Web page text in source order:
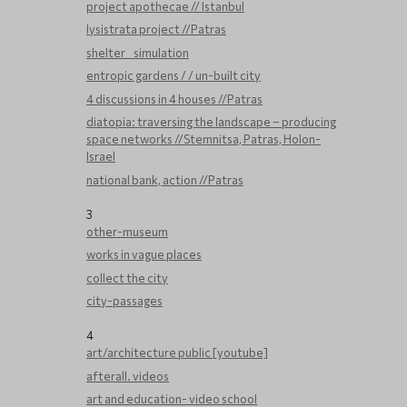
project apothecae // Istanbul
lysistrata project //Patras
shelter _ simulation
entropic gardens / / un-built city
4 discussions in 4 houses //Patras
diatopia: traversing the landscape – producing
space networks //Stemnitsa, Patras, Holon-
Israel
national bank, action //Patras
3
other-museum
works in vague places
collect the city
city-passages
4
art/architecture public [youtube]
afterall. videos
art and education- video school